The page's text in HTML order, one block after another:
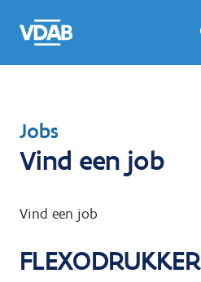
naar
een
een
job
naar
T
e
u
n
Jobs
Vind een job
Vind een job
FLEXODRUKKER